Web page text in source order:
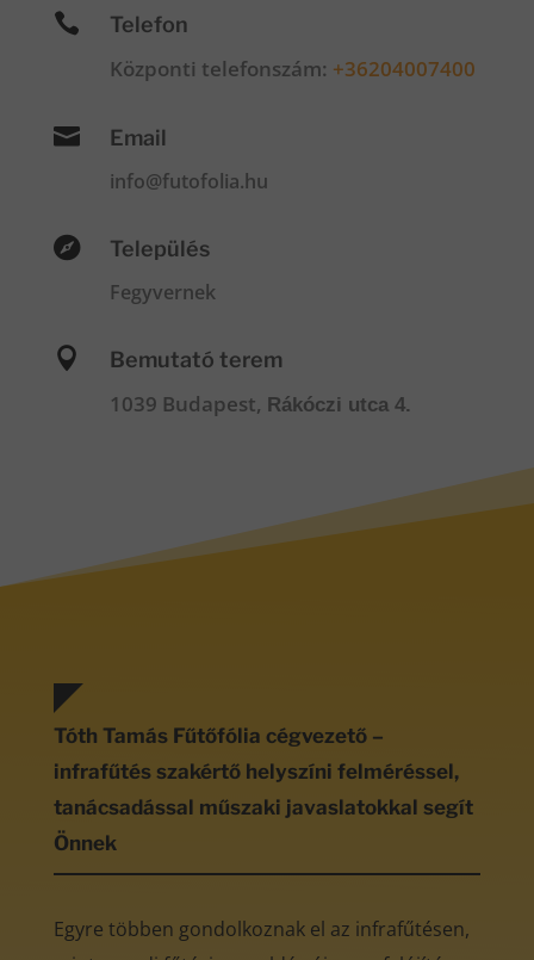
 Telefon
Központi telefonszám: +36204007400
 Email
info@futofolia.hu
 Település
Fegyvernek
 Bemutató terem
1039 Budapest, Rákóczi utca 4.
Tóth Tamás Fűtőfólia cégvezető –
infrafűtés szakértő helyszíni felméréssel,
tanácsadással műszaki javaslatokkal segít
Önnek
Egyre többen gondolkoznak el az infrafűtésen,